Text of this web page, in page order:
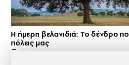
Η ήμερη βελανιδιά: Το δένδρο
πόλεις μας